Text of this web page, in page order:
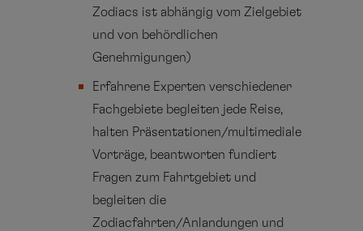
Zodiacs ist abhängig vom Zielgebiet
und von behördlichen
Genehmigungen)
Erfahrene Experten verschiedener
Fachgebiete begleiten jede Reise,
halten Präsentationen/multimediale
Vorträge, beantworten fundiert
Fragen zum Fahrtgebiet und
begleiten die
Zodiacfahrten/Anlandungen und